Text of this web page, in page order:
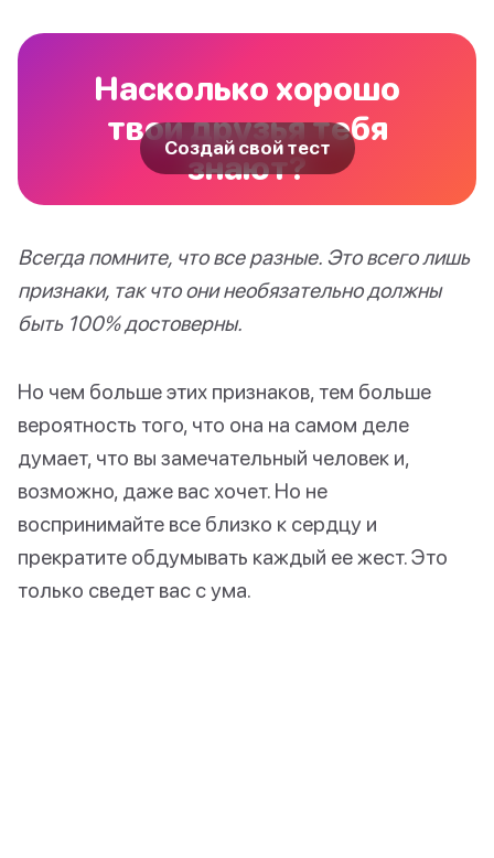
Насколько хорошо
твои друзья тебя
знают?
Создай свой тест
Всегда помните, что все разные. Это всего лишь
признаки, так что они необязательно должны
быть 100% достоверны.
Но чем больше этих признаков, тем больше
вероятность того, что она на самом деле
думает, что вы замечательный человек и,
возможно, даже вас хочет. Но не
воспринимайте все близко к сердцу и
прекратите обдумывать каждый ее жест. Это
только сведет вас с ума.